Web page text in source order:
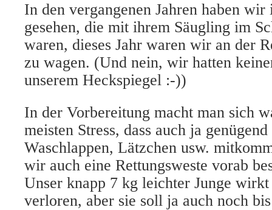
In den vergangenen Jahren haben
gesehen, die mit ihrem Säugling im
waren, dieses Jahr waren wir an der
zu wagen. (Und nein, wir hatten
unserem Heckspiegel :-))
In der Vorbereitung macht man sich
meisten Stress, dass auch ja
Waschlappen, Lätzchen usw.
wir auch eine Rettungsweste vorab
Unser knapp 7 kg leichter Junge
verloren, aber sie soll ja auch noch